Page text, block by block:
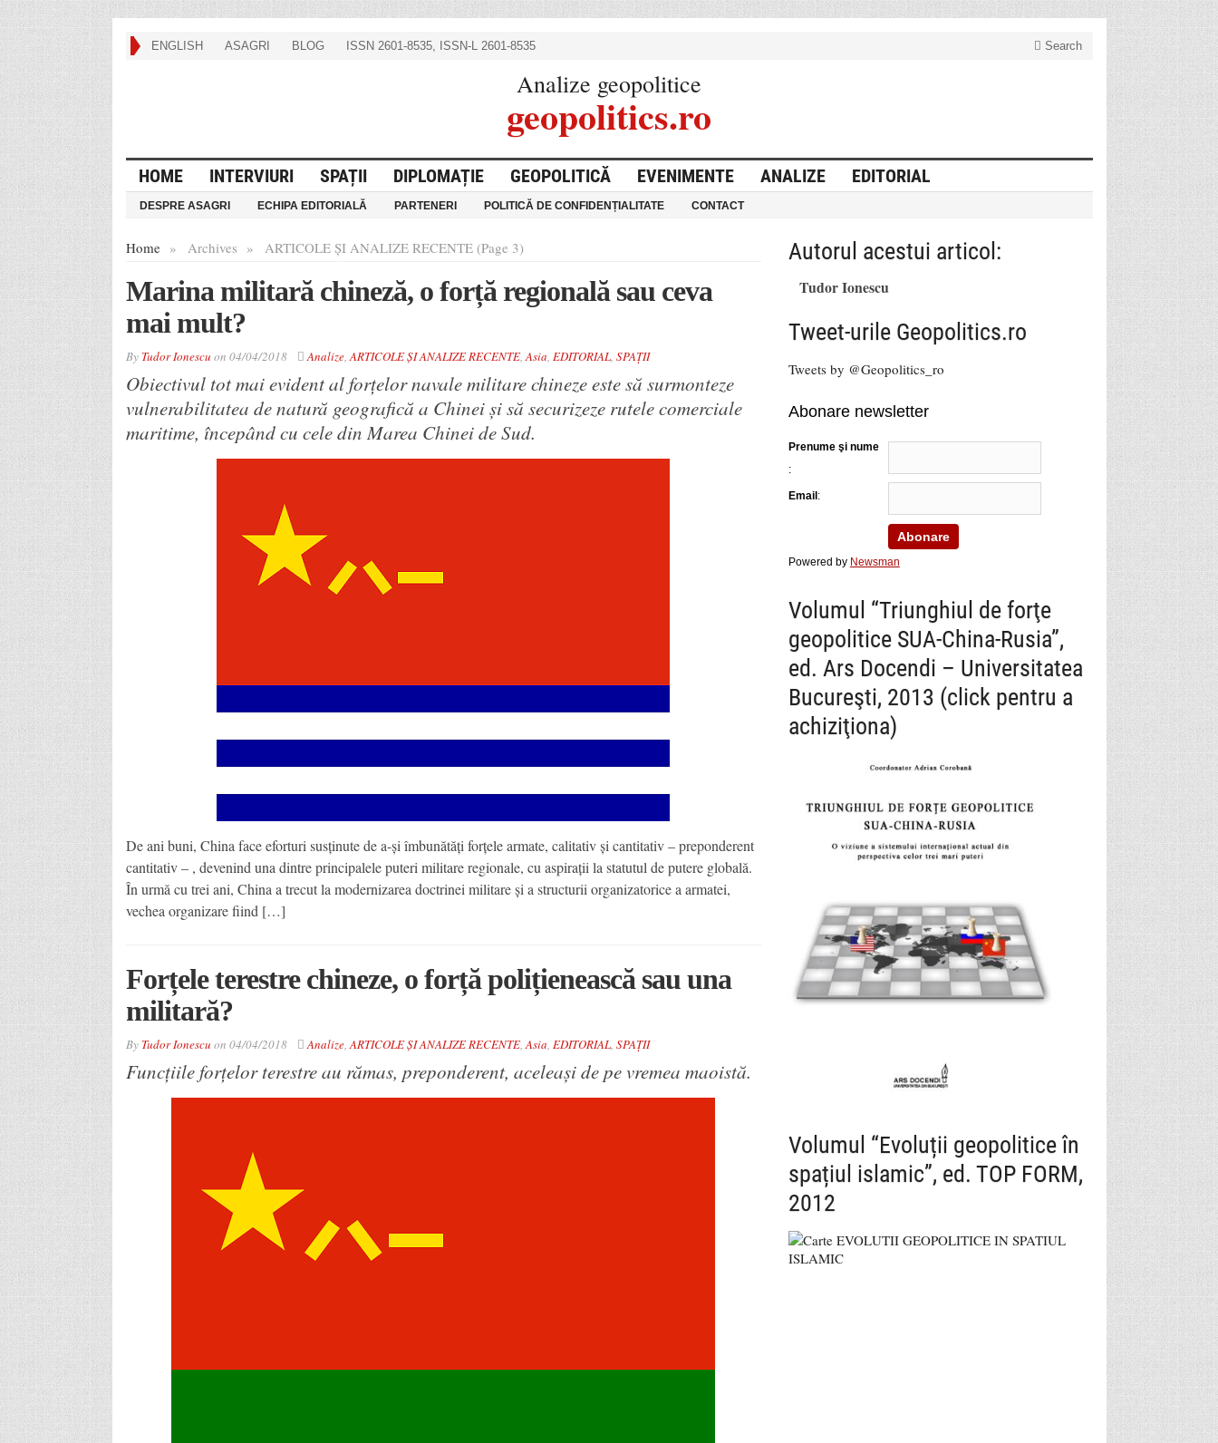
ENGLISH ASAGRI BLOG ISSN 2601-8535, ISSN-L 2601-8535 Search
Analize geopolitice
geopolitics.ro
HOME INTERVIURI SPAȚII DIPLOMAȚIE GEOPOLITICĂ EVENIMENTE ANALIZE EDITORIAL
DESPRE ASAGRI ECHIPA EDITORIALĂ PARTENERI POLITICĂ DE CONFIDENȚIALITATE CONTACT
Home » Archives » ARTICOLE ȘI ANALIZE RECENTE (Page 3)
Marina militară chineză, o forță regională sau ceva
mai mult?
By Tudor Ionescu on 04/04/2018 Analize,ARTICOLE ȘI ANALIZE RECENTE,Asia, EDITORIAL, SPAȚII
Obiectivul tot mai evident al forțelor navale militare chineze este să surmonteze
vulnerabilitatea de natură geografică a Chinei și să securizeze rutele comerciale
maritime, începând cu cele din Marea Chinei de Sud.
De ani buni, China face eforturi susținute de a-și îmbunătăți forțele armate, calitativ și cantitativ – preponderent
cantitativ – , devenind una dintre principalele puteri militare regionale, cu aspirații la statutul de putere globală.
În urmă cu trei ani, China a trecut la modernizarea doctrinei militare și a structurii organizatorice a armatei,
vechea organizare fiind […]
Forțele terestre chineze, o forță polițienească sau una
militară?
By Tudor Ionescu on 04/04/2018 Analize,ARTICOLE ȘI ANALIZE RECENTE,Asia, EDITORIAL, SPAȚII
Funcțiile forțelor terestre au rămas, preponderent, aceleași de pe vremea maoistă.
Autorul acestui articol:
Tudor Ionescu
Tweet-urile Geopolitics.ro
Tweets by @Geopolitics_ro
Abonare newsletter
Prenume şi nume
:
Email:
Powered by Newsman
Volumul “Triunghiul de forţe
geopolitice SUA-China-Rusia”,
ed. Ars Docendi – Universitatea
Bucureşti, 2013 (click pentru a
achiziţiona)
Volumul “Evoluții geopolitice în
spațiul islamic”, ed. TOP FORM,
2012